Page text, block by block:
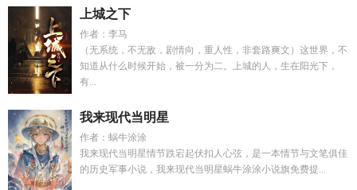
上城之下
作者：李马
（无系统，不无敌，剧情向，重人性，非套路爽文）这世界，不
知道从什么时候开始，被一分为二。上城的人，生在阳光下，
有...
我来现代当明星
作者：蜗牛涂涂
我来现代当明星情节跌宕起伏扣人心弦，是一本情节与文笔俱佳
的历史军事小说，我来现代当明星蜗牛涂涂小说旗免费提...